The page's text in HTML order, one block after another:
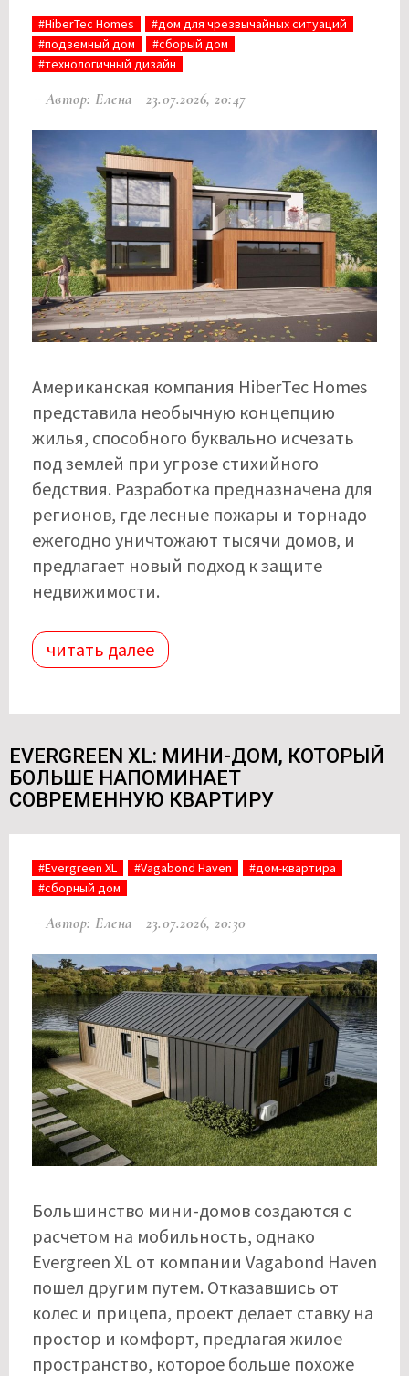
#HiberTec Homes
#дом для чрезвычайных ситуаций
#подземный дом
#сборый дом
#технологичный дизайн
Автор: Елена 23.07.2026, 20:47
Американская компания HiberTec Homes
представила необычную концепцию
жилья, способного буквально исчезать
под землей при угрозе стихийного
бедствия. Разработка предназначена для
регионов, где лесные пожары и торнадо
ежегодно уничтожают тысячи домов, и
предлагает новый подход к защите
недвижимости.
читать далее
EVERGREEN XL: МИНИ-ДОМ, КОТОРЫЙ
БОЛЬШЕ НАПОМИНАЕТ
СОВРЕМЕННУЮ КВАРТИРУ
#Evergreen XL #Vagabond Haven
#дом-квартира
#сборный дом
Автор: Елена 23.07.2026, 20:30
Большинство мини-домов создаются с
расчетом на мобильность, однако
Evergreen XL от компании Vagabond Haven
пошел другим путем. Отказавшись от
колес и прицепа, проект делает ставку на
простор и комфорт, предлагая жилое
пространство, которое больше похоже